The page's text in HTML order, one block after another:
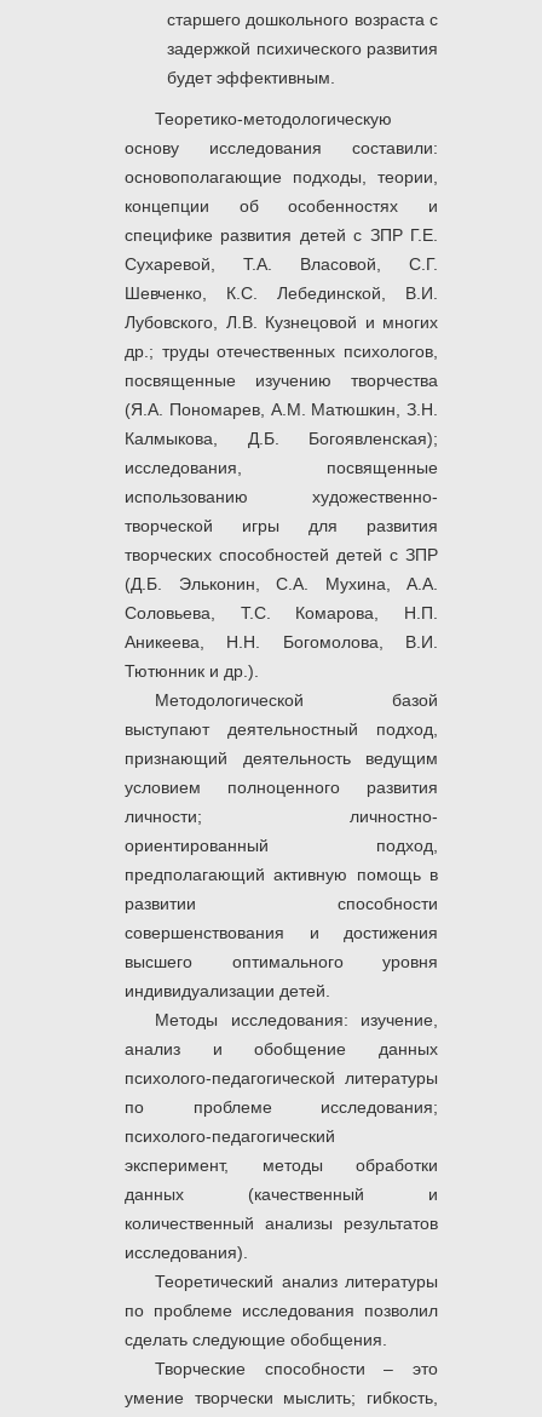
старшего дошкольного возраста с
задержкой психического развития
будет эффективным.
Теоретико-методологическую
основу исследования
составили:
основополагающие подходы, теории,
концепции об особенностях и
специфике развития детей с ЗПР Г.Е.
Сухаревой, Т.А. Власовой, С.Г.
Шевченко, К.С. Лебединской, В.И.
Лубовского, Л.В. Кузнецовой и многих
др.; труды отечественных психологов,
посвященные изучению творчества
(Я.А. Пономарев, А.М. Матюшкин, З.Н.
Калмыкова, Д.Б. Богоявленская);
исследования, посвященные
использованию художественно-
творческой игры для развития
творческих способностей детей с ЗПР
(Д.Б. Эльконин, С.А. Мухина, А.А.
Соловьева, Т.С. Комарова, Н.П.
Аникеева, Н.Н. Богомолова, В.И.
Тютюнник и др.).
Методологической базой
выступают деятельностный подход,
признающий деятельность ведущим
условием полноценного развития
личности; личностно-
ориентированный подход,
предполагающий активную помощь в
развитии способности
совершенствования и достижения
высшего оптимального уровня
индивидуализации детей.
Методы исследования: изучение,
анализ и обобщение данных
психолого-педагогической литературы
по проблеме исследования;
психолого-педагогический
эксперимент, методы обработки
данных (качественный и
количественный анализы результатов
исследования).
Теоретический анализ литературы
по проблеме исследования позволил
сделать следующие обобщения.
Творческие способности – это
умение творчески мыслить; гибкость,